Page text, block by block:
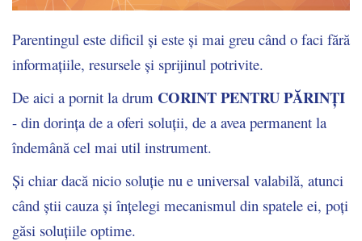
Parentingul este dificil și este și mai greu când o faci fără
informațiile, resursele și sprijinul potrivite.
De aici a pornit la drum CORINT PENTRU PĂRINȚI
- din dorința de a oferi soluții, de a avea permanent la
îndemână cel mai util instrument.
Și chiar dacă nicio soluție nu e universal valabilă, atunci
când știi cauza și înțelegi mecanismul din spatele ei, poți
găsi soluțiile optime.